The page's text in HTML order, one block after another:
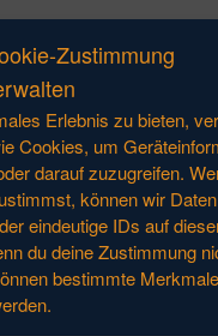
Zustimmung
Erlebnis zu bieten,
Cookies, um
darauf zuzugreifen.
können wir
eindeutige IDs auf
du deine Zustimmung
bestimmte
DearFlip: lädt... PDF
18% ...